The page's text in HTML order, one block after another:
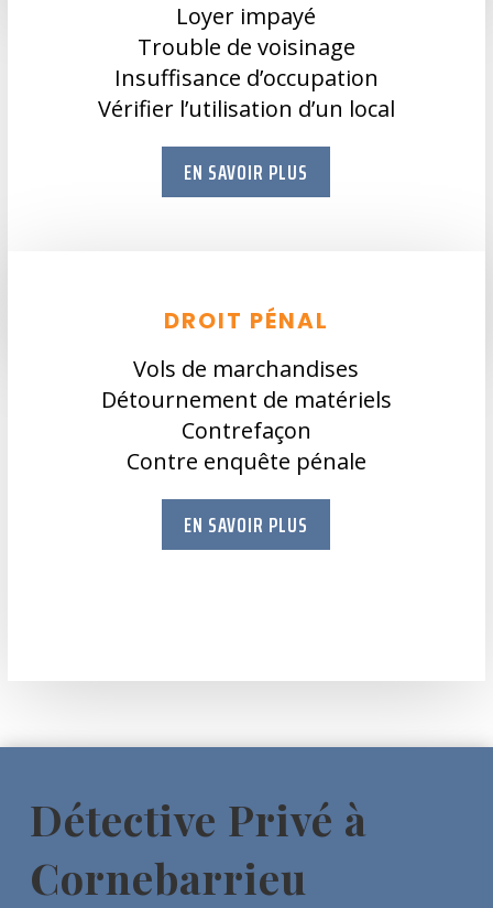
Loyer impayé
Trouble de voisinage
Insuffisance d’occupation
Vérifier l’utilisation d’un local
EN SAVOIR PLUS
DROIT PÉNAL
Vols de marchandises
Détournement de matériels
Contrefaçon
Contre enquête pénale
EN SAVOIR PLUS
Détective Privé à
Cornebarrieu